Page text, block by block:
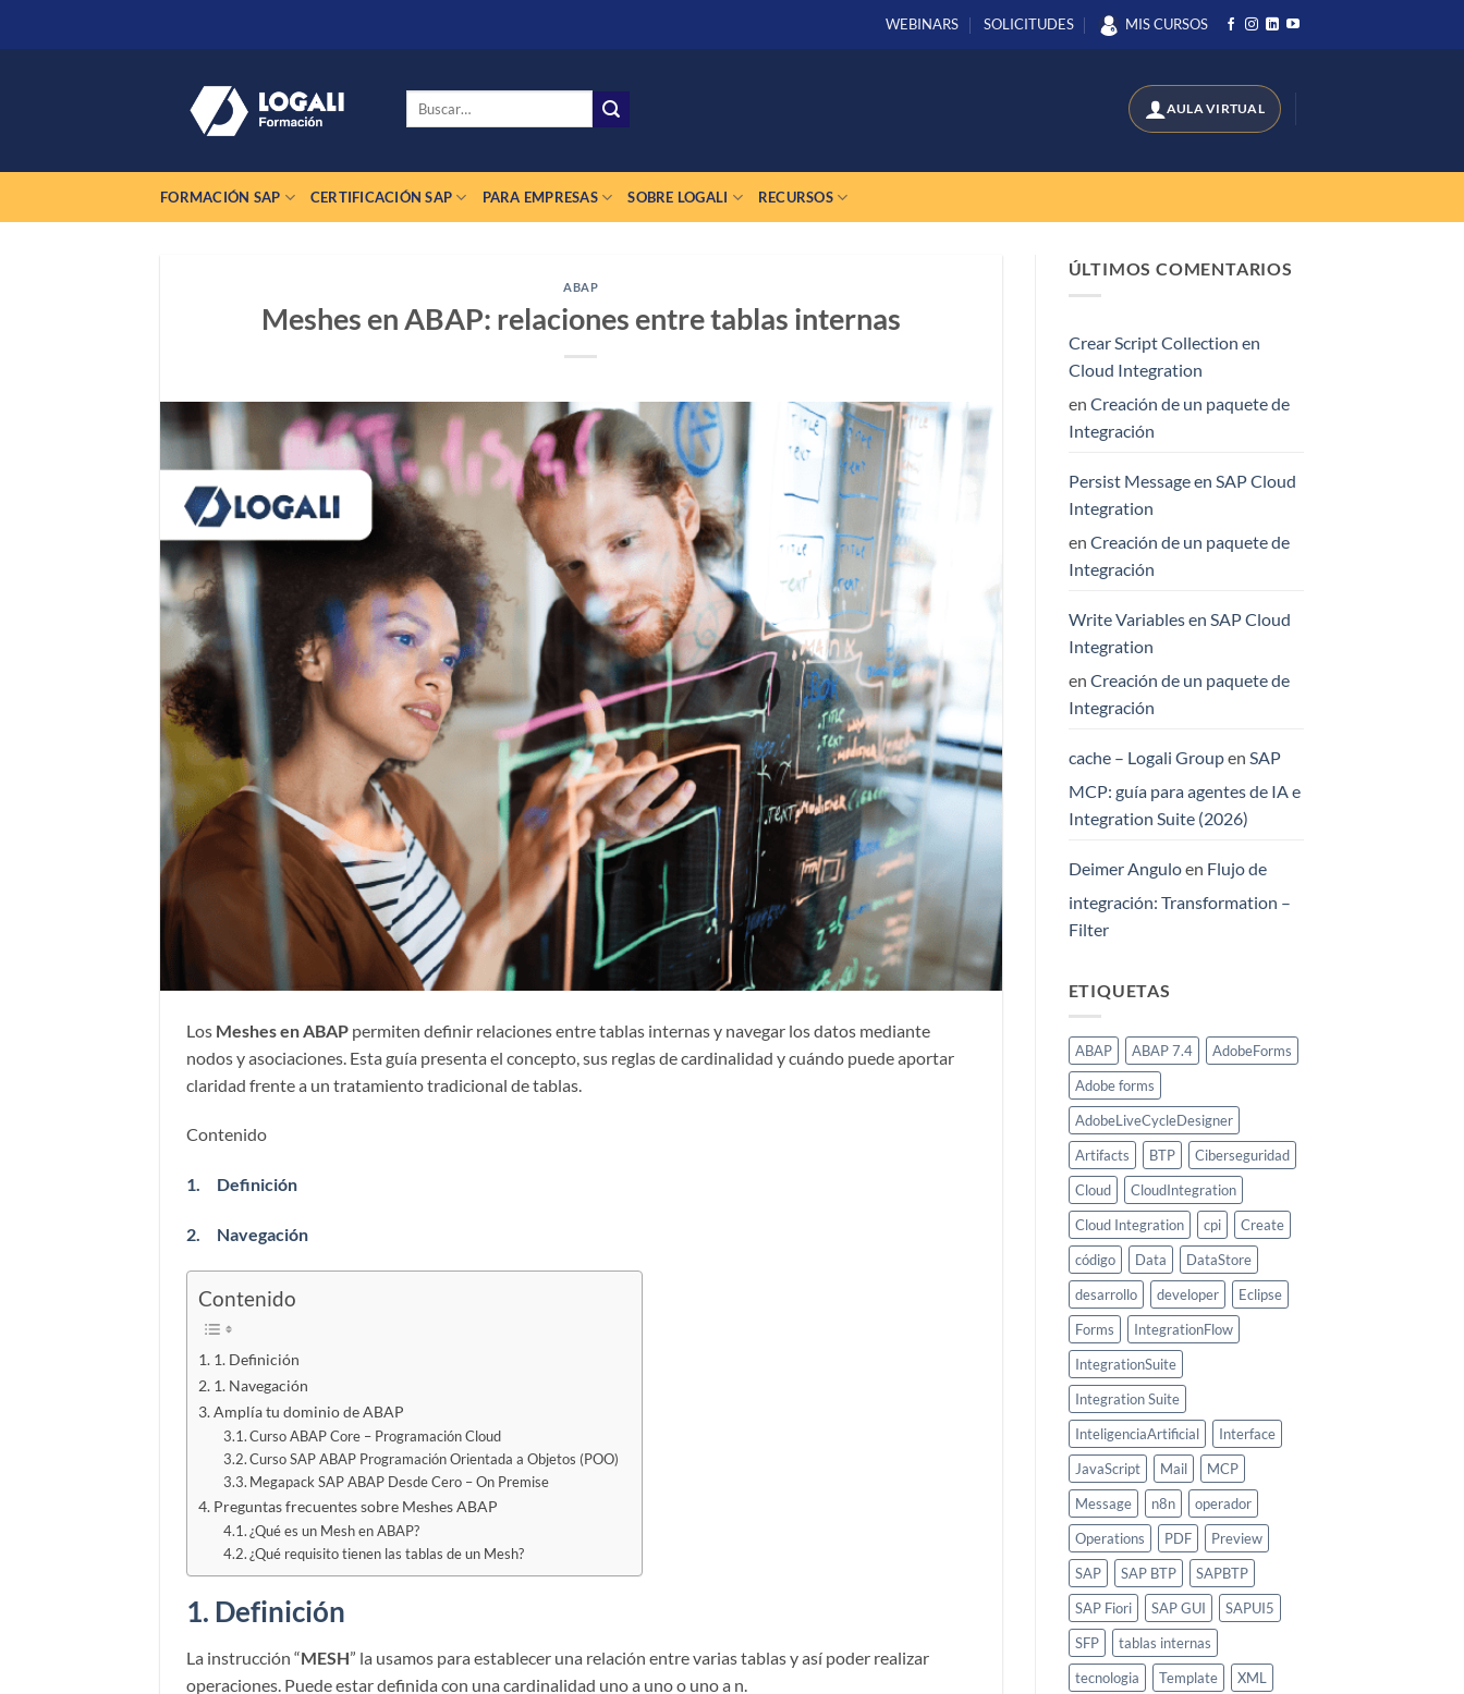
WEBINARS SOLICITUDES MIS CURSOS
Buscar
FORMACIÓN SAP CERTIFICACIÓN SAP PARA EMPRESAS SOBRE LOGALI RECURSOS
ABAP
Meshes en ABAP: relaciones entre tablas internas
Los Meshes en ABAP permiten definir relaciones entre tablas internas y navegar los datos mediante
nodos y asociaciones. Esta guía presenta el concepto, sus reglas de cardinalidad y cuándo puede aportar
claridad frente a un tratamiento tradicional de tablas.
Contenido
1. Definición
2. Navegación
Contenido
1. Definición
1. Navegación
Amplía tu dominio de ABAP
Curso ABAP Core – Programación Cloud
Curso SAP ABAP Programación Orientada a Objetos (POO)
Megapack SAP ABAP Desde Cero – On Premise
Preguntas frecuentes sobre Meshes ABAP
¿Qué es un Mesh en ABAP?
¿Qué requisito tienen las tablas de un Mesh?
1. Definición
La instrucción “MESH” la usamos para establecer una relación entre varias tablas y así poder realizar
operaciones. Puede estar definida con una cardinalidad uno a uno o uno a n.
ÚLTIMOS COMENTARIOS
Crear Script Collection en
Cloud Integration
en Creación de un paquete de
Integración
Persist Message en SAP Cloud
Integration
en Creación de un paquete de
Integración
Write Variables en SAP Cloud
Integration
en Creación de un paquete de
Integración
cache – Logali Groupen SAP
MCP: guía para agentes de IA e
Integration Suite (2026)
Deimer Anguloen Flujo de
integración: Transformation –
Filter
ETIQUETAS
ABAP ABAP 7.4
AdobeForms
Adobe forms
AdobeLiveCycleDesigner
Artifacts
BTP
Ciberseguridad
Cloud
CloudIntegration
Cloud Integration
cpi
Create
código
Data
DataStore
desarrollo
developer
Eclipse
Forms
IntegrationFlow
IntegrationSuite
Integration Suite
InteligenciaArtificial
Interface
JavaScript
Mail
MCP
Message
n8n
operador
Operations
PDF
Preview
SAP
SAP BTP
SAPBTP
SAP Fiori
SAP GUI
SAPUI5
SFP
tablas internas
tecnologia
Template XML